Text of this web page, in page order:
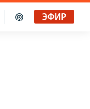
ЭФИР